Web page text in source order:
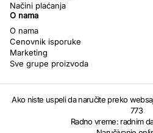
Načini plaćanja
O nama
O nama
Cenovnik isporuke
Marketing
Sve grupe proizvoda
Ako niste uspeli da naručite preko
773
Radno vreme: radnim